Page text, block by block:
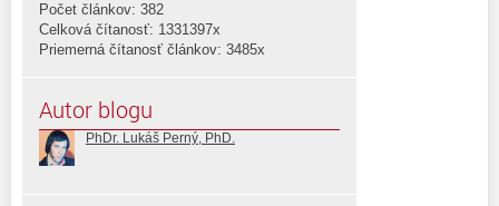
Počet článkov: 382
Celková čítanosť: 1331397x
Priemerná čítanosť článkov: 3485x
Autor blogu
PhDr. Lukáš Perný, PhD.